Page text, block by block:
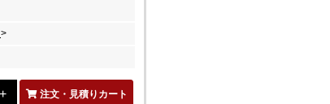
>
注文・見積りカート